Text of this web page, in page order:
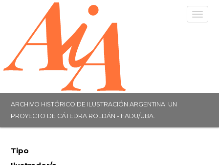
ARCHIVO HISTÓRICO DE ILUSTRACIÓN ARGENTINA. UN
PROYECTO DE CÁTEDRA ROLDÁN - FADU/UBA.
Tipo